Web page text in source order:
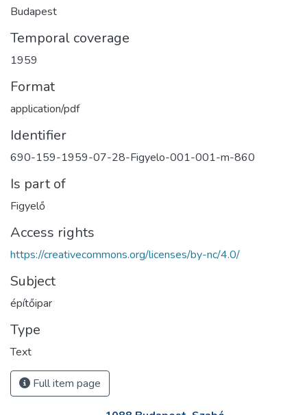
Budapest
Temporal coverage
1959
Format
application/pdf
Identifier
690-159-1959-07-28-Figyelo-001-001-m-860
Is part of
Figyelő
Access rights
https://creativecommons.org/licenses/by-nc/4.0/
Subject
építőipar
Type
Text
Full item page